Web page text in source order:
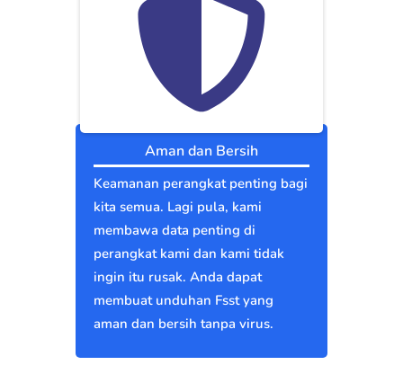
Aman dan Bersih
Keamanan perangkat penting bagi
kita semua. Lagi pula, kami
membawa data penting di
perangkat kami dan kami tidak
ingin itu rusak. Anda dapat
membuat unduhan Fsst yang
aman dan bersih tanpa virus.